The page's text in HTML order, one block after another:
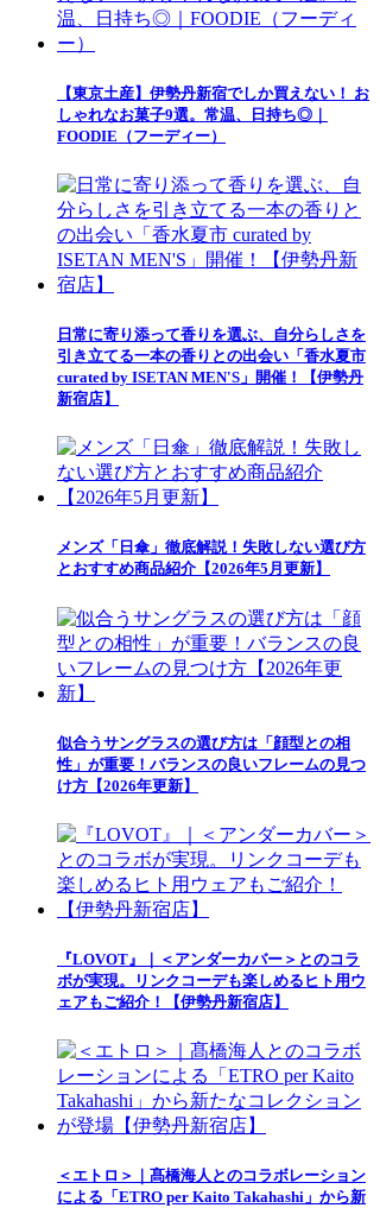
【東京土産】伊勢丹新宿でしか買えない！ お
しゃれなお菓子9選。常温、日持ち◎｜
FOODIE（フーディー）
日常に寄り添って香りを選ぶ、自分らしさを
引き立てる一本の香りとの出会い「香水夏市
curated by ISETAN MEN'S」開催！【伊勢丹
新宿店】
メンズ「日傘」徹底解説！失敗しない選び方
とおすすめ商品紹介【2026年5月更新】
似合うサングラスの選び方は「顔型との相
性」が重要！バランスの良いフレームの見つ
け方【2026年更新】
『LOVOT』｜＜アンダーカバー＞とのコラ
ボが実現。リンクコーデも楽しめるヒト用ウ
ェアもご紹介！【伊勢丹新宿店】
＜エトロ＞｜髙橋海人とのコラボレーション
による「ETRO per Kaito Takahashi」から新